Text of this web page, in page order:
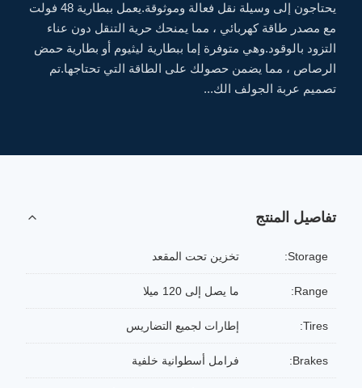
يحتاجون إلى وسيلة نقل فعالة وموثوقة.يعمل ببطارية 48 فولت
مع مصدر طاقة كهربائي ، مما يمنحك حرية التنقل دون عناء
التزود بالوقود.وهي متوفرة إما ببطارية ليثيوم أو بطارية حمض
الرصاص ، مما يضمن حصولك على الطاقة التي تحتاجها.تم
تصميم عربة الجولف الك...
تفاصيل المنتج
Storage: تخزين تحت المقعد
Range: ما يصل إلى 120 ميلا
Tires: إطارات لجميع التضاريس
Brakes: فرامل أسطوانية خلفية